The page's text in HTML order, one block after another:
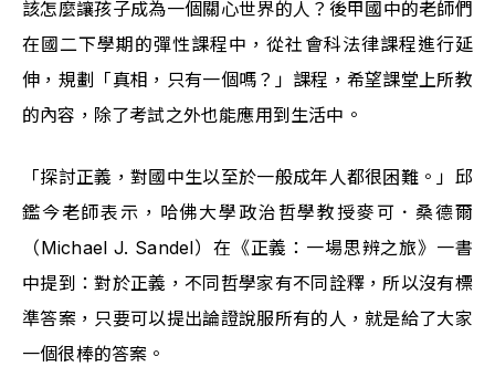
該怎麼讓孩子成為一個關心世界的人？後甲國中的老師們
在國二下學期的彈性課程中，從社會科法律課程進行延
伸，規劃「真相，只有一個嗎？ 」課程，希望課堂上所教
的內容，除了考試之外也能應用到生活中。
「探討正義，對國中生以至於一般成年人都很困難。」邱
鑑今老師表示， 哈佛大學政治哲學教授麥可．桑德爾
（Michael J. Sandel）在《正義：一場思辨之旅》一書
中提到：對於正義， 不同哲學家有不同詮釋，所以沒有標
準答案，只要可以提出論證說服所有的人，就是給了大家
一個很棒的答案。